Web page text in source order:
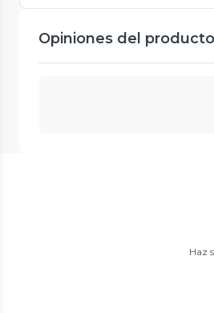
Opiniones del producto
Haz